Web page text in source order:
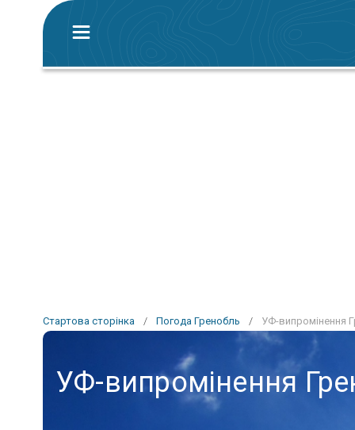
Стартова сторінка / Погода Гренобль / УФ-випромінення
УФ-випромінення